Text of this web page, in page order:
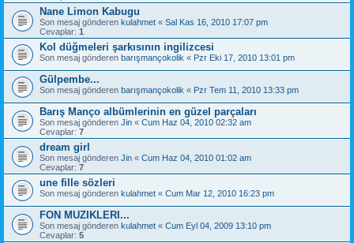
Nane Limon Kabugu
Son mesaj gönderen kulahmet « Sal Kas 16, 2010 17:07 pm
Cevaplar: 1
Kol düğmeleri şarkısının ingilizcesi
Son mesaj gönderen barışmançokolik « Pzr Eki 17, 2010 13:01 pm
Gülpembe...
Son mesaj gönderen barışmançokolik « Pzr Tem 11, 2010 13:33 pm
Barış Manço albümlerinin en güzel parçaları
Son mesaj gönderen Jin « Cum Haz 04, 2010 02:32 am
Cevaplar: 7
dream girl
Son mesaj gönderen Jin « Cum Haz 04, 2010 01:02 am
Cevaplar: 7
une fille sözleri
Son mesaj gönderen kulahmet « Cum Mar 12, 2010 16:23 pm
FON MUZIKLERI...
Son mesaj gönderen kulahmet « Cum Eyl 04, 2009 13:10 pm
Cevaplar: 5